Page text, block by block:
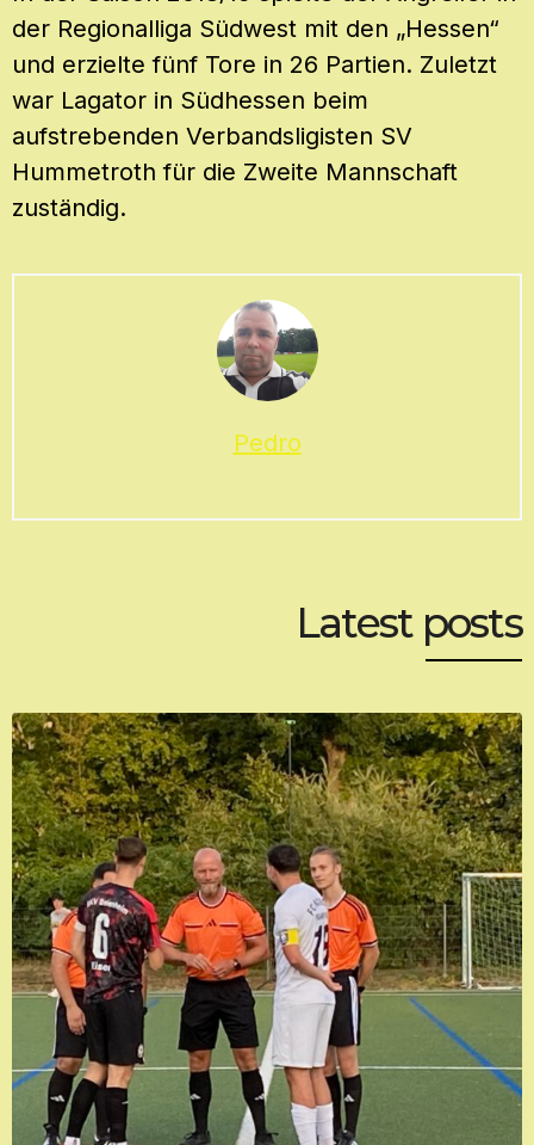
der Regionalliga Südwest mit den „Hessen“
und erzielte fünf Tore in 26 Partien. Zuletzt
war Lagator in Südhessen beim
aufstrebenden Verbandsligisten SV
Hummetroth für die Zweite Mannschaft
zuständig.
Pedro
Latest posts